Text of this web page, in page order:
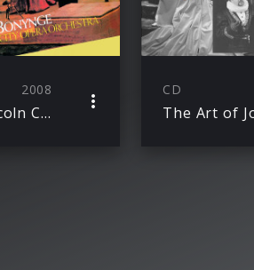
2008
Live From Lincoln Centre
CD